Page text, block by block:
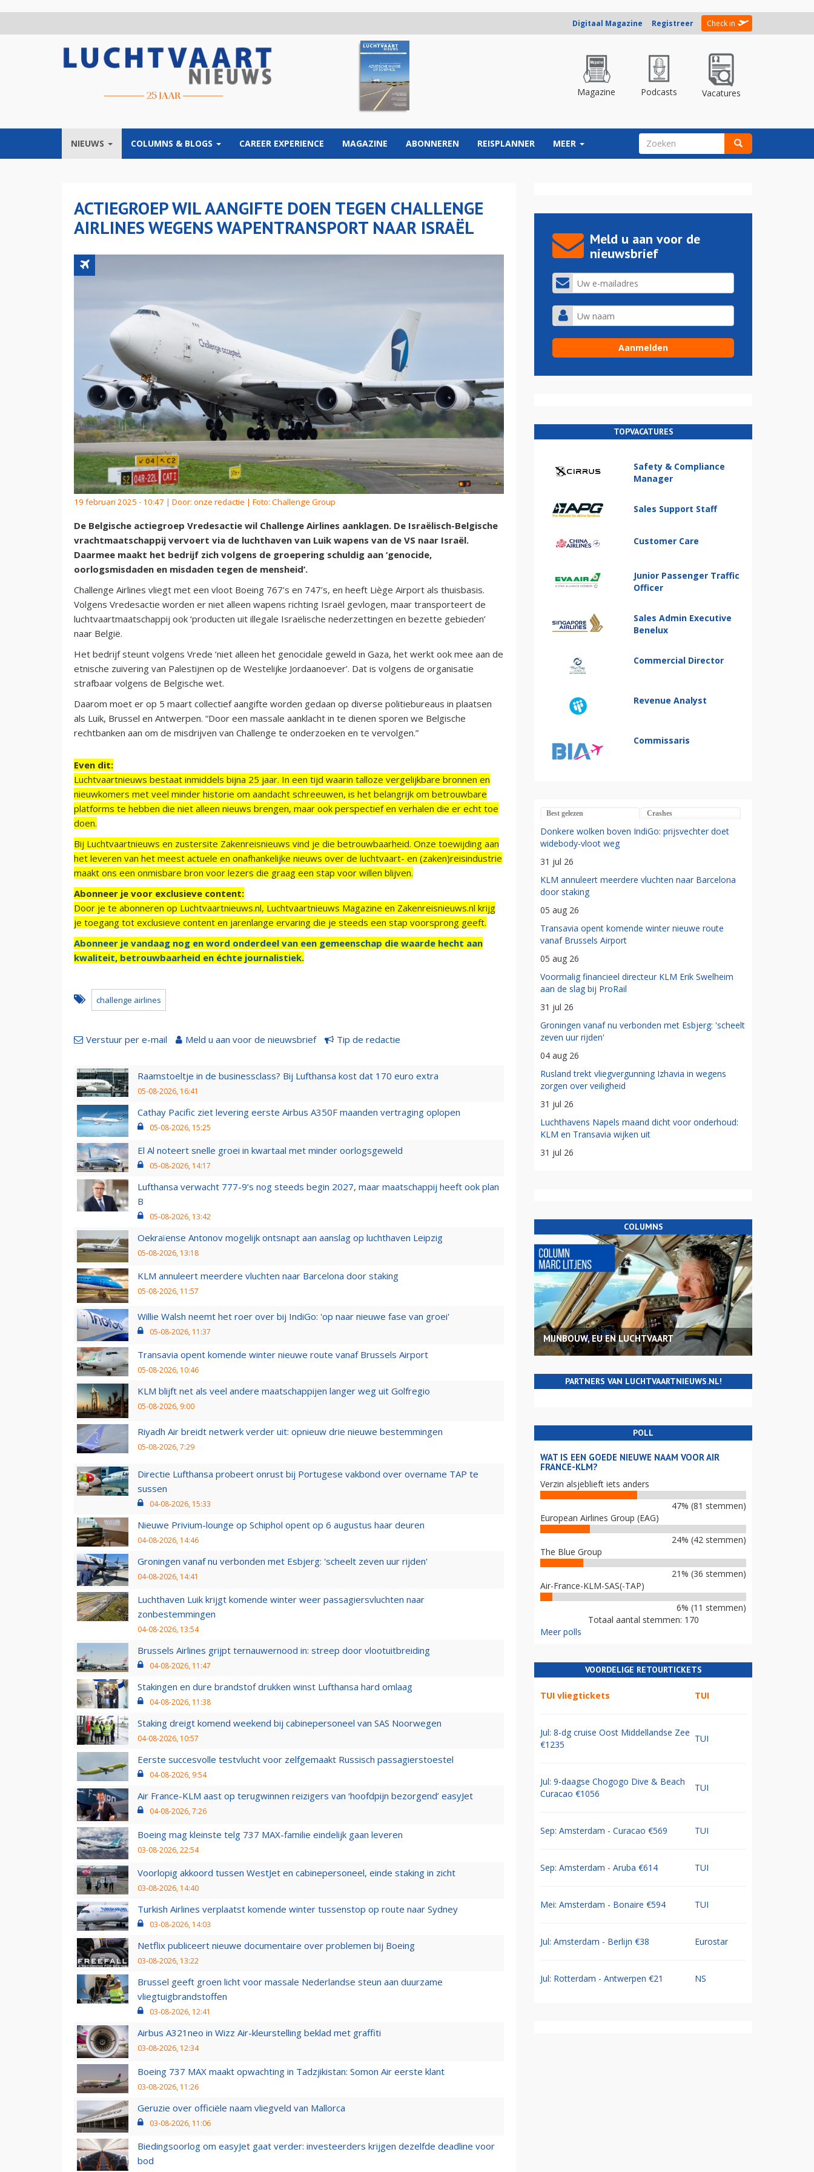
Digitaal Magazine Registreer Check in
Magazine Podcasts Vacatures
NIEUWS COLUMNS & BLOGS CAREER EXPERIENCE MAGAZINE ABONNEREN REISPLANNER MEER ZOEKVELD
ACTIEGROEP WIL AANGIFTE DOEN TEGEN CHALLENGE
AIRLINES WEGENS WAPENTRANSPORT NAAR ISRAËL
19 februari 2025 - 10:47 | Door: onze redactie | Foto: Challenge Group
De Belgische actiegroep Vredesactie wil Challenge Airlines aanklagen. De Israëlisch-Belgische
vrachtmaatschappij vervoert via de luchthaven van Luik wapens van de VS naar Israël.
Daarmee maakt het bedrijf zich volgens de groepering schuldig aan ‘genocide,
oorlogsmisdaden en misdaden tegen de mensheid’.
Challenge Airlines vliegt met een vloot Boeing 767’s en 747’s, en heeft Liège Airport als thuisbasis.
Volgens Vredesactie worden er niet alleen wapens richting Israël gevlogen, maar transporteert de
luchtvaartmaatschappij ook ‘producten uit illegale Israëlische nederzettingen en bezette gebieden’
naar België.
Het bedrijf steunt volgens Vrede ‘niet alleen het genocidale geweld in Gaza, het werkt ook mee aan de
etnische zuivering van Palestijnen op de Westelijke Jordaanoever’. Dat is volgens de organisatie
strafbaar volgens de Belgische wet.
Daarom moet er op 5 maart collectief aangifte worden gedaan op diverse politiebureaus in plaatsen
als Luik, Brussel en Antwerpen. “Door een massale aanklacht in te dienen sporen we Belgische
rechtbanken aan om de misdrijven van Challenge te onderzoeken en te vervolgen.”
Even dit:
Luchtvaartnieuws bestaat inmiddels bijna 25 jaar. In een tijd waarin talloze vergelijkbare bronnen en
nieuwkomers met veel minder historie om aandacht schreeuwen, is het belangrijk om betrouwbare
platforms te hebben die niet alleen nieuws brengen, maar ook perspectief en verhalen die er echt toe
doen.
Bij Luchtvaartnieuws en zustersite Zakenreisnieuws vind je die betrouwbaarheid. Onze toewijding aan
het leveren van het meest actuele en onafhankelijke nieuws over de luchtvaart- en (zaken)reisindustrie
maakt ons een onmisbare bron voor lezers die graag een stap voor willen blijven.
Abonneer je voor exclusieve content:
Door je te abonneren op Luchtvaartnieuws.nl, Luchtvaartnieuws Magazine en Zakenreisnieuws.nl krijg
je toegang tot exclusieve content en jarenlange ervaring die je steeds een stap voorsprong geeft.
Abonneer je vandaag nog en word onderdeel van een gemeenschap die waarde hecht aan
kwaliteit, betrouwbaarheid en échte journalistiek.
challenge airlines
Verstuur per e-mail Meld u aan voor de nieuwsbrief Tip de redactie
Raamstoeltje in de businessclass? Bij Lufthansa kost dat 170 euro extra
05-08-2026, 16:41
Cathay Pacific ziet levering eerste Airbus A350F maanden vertraging oplopen
05-08-2026, 15:25
El Al noteert snelle groei in kwartaal met minder oorlogsgeweld
05-08-2026, 14:17
Lufthansa verwacht 777-9’s nog steeds begin 2027, maar maatschappij heeft ook plan
B
05-08-2026, 13:42
Oekraïense Antonov mogelijk ontsnapt aan aanslag op luchthaven Leipzig
05-08-2026, 13:18
KLM annuleert meerdere vluchten naar Barcelona door staking
05-08-2026, 11:57
Willie Walsh neemt het roer over bij IndiGo: 'op naar nieuwe fase van groei'
05-08-2026, 11:37
Transavia opent komende winter nieuwe route vanaf Brussels Airport
05-08-2026, 10:46
KLM blijft net als veel andere maatschappijen langer weg uit Golfregio
05-08-2026, 9:00
Riyadh Air breidt netwerk verder uit: opnieuw drie nieuwe bestemmingen
05-08-2026, 7:29
Directie Lufthansa probeert onrust bij Portugese vakbond over overname TAP te
sussen
04-08-2026, 15:33
Nieuwe Privium-lounge op Schiphol opent op 6 augustus haar deuren
04-08-2026, 14:46
Groningen vanaf nu verbonden met Esbjerg: 'scheelt zeven uur rijden'
04-08-2026, 14:41
Luchthaven Luik krijgt komende winter weer passagiersvluchten naar
zonbestemmingen
04-08-2026, 13:54
Brussels Airlines grijpt ternauwernood in: streep door vlootuitbreiding
04-08-2026, 11:47
Stakingen en dure brandstof drukken winst Lufthansa hard omlaag
04-08-2026, 11:38
Staking dreigt komend weekend bij cabinepersoneel van SAS Noorwegen
04-08-2026, 10:57
Eerste succesvolle testvlucht voor zelfgemaakt Russisch passagierstoestel
04-08-2026, 9:54
Air France-KLM aast op terugwinnen reizigers van ‘hoofdpijn bezorgend’ easyJet
04-08-2026, 7:26
Boeing mag kleinste telg 737 MAX-familie eindelijk gaan leveren
03-08-2026, 22:54
Voorlopig akkoord tussen WestJet en cabinepersoneel, einde staking in zicht
03-08-2026, 14:40
Turkish Airlines verplaatst komende winter tussenstop op route naar Sydney
03-08-2026, 14:03
Netflix publiceert nieuwe documentaire over problemen bij Boeing
03-08-2026, 13:22
Brussel geeft groen licht voor massale Nederlandse steun aan duurzame
vliegtuigbrandstoffen
03-08-2026, 12:41
Airbus A321neo in Wizz Air-kleurstelling beklad met graffiti
03-08-2026, 12:34
Boeing 737 MAX maakt opwachting in Tadzjikistan: Somon Air eerste klant
03-08-2026, 11:26
Geruzie over officiële naam vliegveld van Mallorca
03-08-2026, 11:06
Biedingsoorlog om easyJet gaat verder: investeerders krijgen dezelfde deadline voor
bod
Meld u aan voor de
nieuwsbrief
TOPVACATURES
Safety & Compliance
Manager
Sales Support Staff
Customer Care
Junior Passenger Traffic
Officer
Sales Admin Executive
Benelux
Commercial Director
Revenue Analyst
Commissaris
Best gelezen Crashes
Donkere wolken boven IndiGo: prijsvechter doet
widebody-vloot weg
31 jul 26
KLM annuleert meerdere vluchten naar Barcelona
door staking
05 aug 26
Transavia opent komende winter nieuwe route
vanaf Brussels Airport
05 aug 26
Voormalig financieel directeur KLM Erik Swelheim
aan de slag bij ProRail
31 jul 26
Groningen vanaf nu verbonden met Esbjerg: 'scheelt
zeven uur rijden'
04 aug 26
Rusland trekt vliegvergunning Izhavia in wegens
zorgen over veiligheid
31 jul 26
Luchthavens Napels maand dicht voor onderhoud:
KLM en Transavia wijken uit
31 jul 26
COLUMNS
MIJNBOUW, EU EN LUCHTVAART
PARTNERS VAN LUCHTVAARTNIEUWS.NL!
POLL
WAT IS EEN GOEDE NIEUWE NAAM VOOR AIR
FRANCE-KLM?
Verzin alsjeblieft iets anders
47% (81 stemmen)
European Airlines Group (EAG)
24% (42 stemmen)
The Blue Group
21% (36 stemmen)
Air-France-KLM-SAS(-TAP)
6% (11 stemmen)
Totaal aantal stemmen: 170
Meer polls
VOORDELIGE RETOURTICKETS
TUI vliegtickets TUI
Jul: 8-dg cruise Oost Middellandse Zee
€1235
TUI
Jul: 9-daagse Chogogo Dive & Beach
Curacao €1056
TUI
Sep: Amsterdam - Curacao €569 TUI
Sep: Amsterdam - Aruba €614 TUI
Mei: Amsterdam - Bonaire €594 TUI
Jul: Amsterdam - Berlijn €38 Eurostar
Jul: Rotterdam - Antwerpen €21 NS